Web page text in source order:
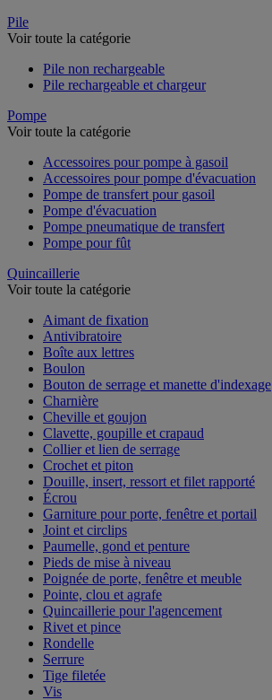
Pile
Voir toute la catégorie
Pile non rechargeable
Pile rechargeable et chargeur
Pompe
Voir toute la catégorie
Accessoires pour pompe à gasoil
Accessoires pour pompe d'évacuation
Pompe de transfert pour gasoil
Pompe d'évacuation
Pompe pneumatique de transfert
Pompe pour fût
Quincaillerie
Voir toute la catégorie
Aimant de fixation
Antivibratoire
Boîte aux lettres
Boulon
Bouton de serrage et manette d'indexage
Charnière
Cheville et goujon
Clavette, goupille et crapaud
Collier et lien de serrage
Crochet et piton
Douille, insert, ressort et filet rapporté
Écrou
Garniture pour porte, fenêtre et portail
Joint et circlips
Paumelle, gond et penture
Pieds de mise à niveau
Poignée de porte, fenêtre et meuble
Pointe, clou et agrafe
Quincaillerie pour l'agencement
Rivet et pince
Rondelle
Serrure
Tige filetée
Vis